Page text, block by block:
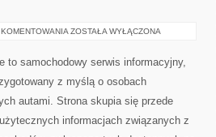
AUTONOMICZNE
ZOSTAŁA WYŁĄCZONA
to samochodowy serwis informacyjny,
z myślą o osobach
autami. Strona skupia się przede
informacjach związanych z